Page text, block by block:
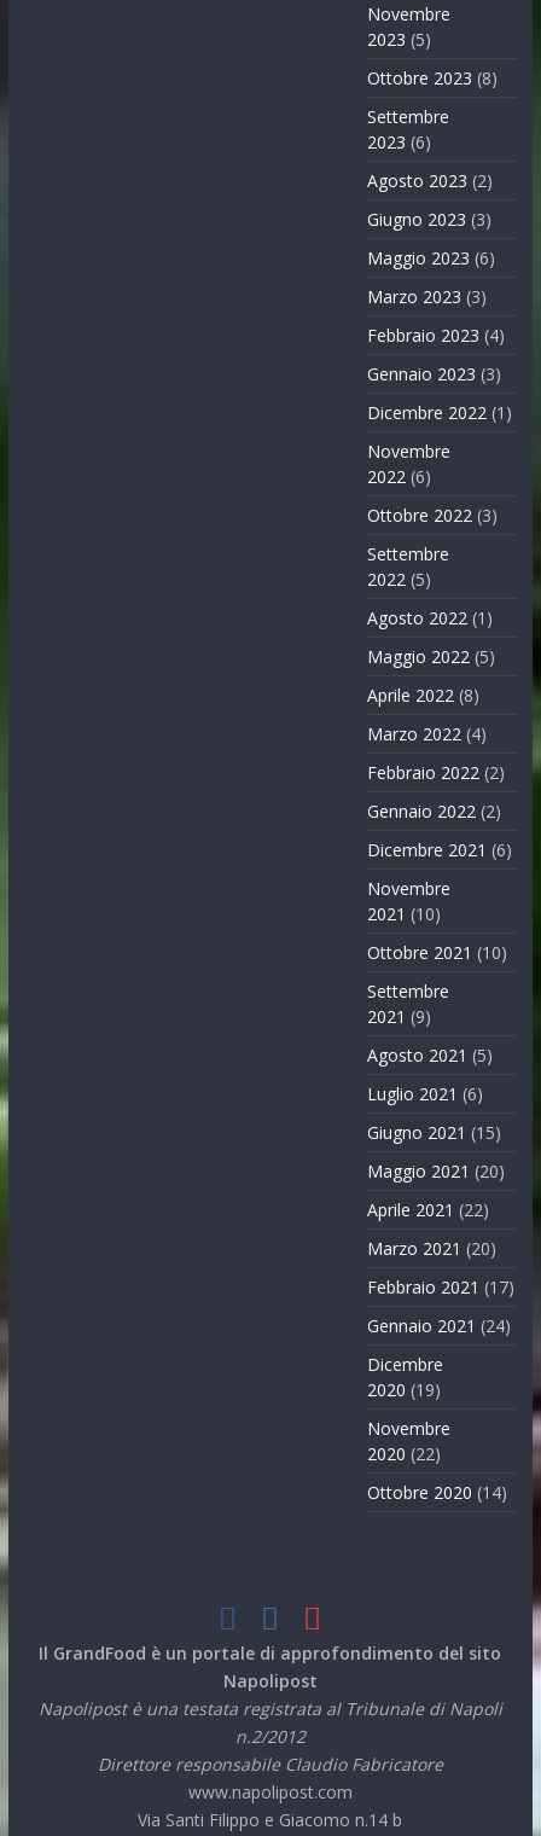
Novembre
2023 (5)
Ottobre 2023 (8)
Settembre
2023 (6)
Agosto 2023 (2)
Giugno 2023 (3)
Maggio 2023 (6)
Marzo 2023 (3)
Febbraio 2023 (4)
Gennaio 2023 (3)
Dicembre 2022 (1)
Novembre
2022 (6)
Ottobre 2022 (3)
Settembre
2022 (5)
Agosto 2022 (1)
Maggio 2022 (5)
Aprile 2022 (8)
Marzo 2022 (4)
Febbraio 2022 (2)
Gennaio 2022 (2)
Dicembre 2021 (6)
Novembre
2021 (10)
Ottobre 2021 (10)
Settembre
2021 (9)
Agosto 2021 (5)
Luglio 2021 (6)
Giugno 2021 (15)
Maggio 2021 (20)
Aprile 2021 (22)
Marzo 2021 (20)
Febbraio 2021 (17)
Gennaio 2021 (24)
Dicembre
2020 (19)
Novembre
2020 (22)
Ottobre 2020 (14)
Il GrandFood è un portale di approfondimento del sito
Napolipost
Napolipost è una testata registrata al Tribunale di Napoli
n.2/2012
Direttore responsabile Claudio Fabricatore
www.napolipost.com
Via Santi Filippo e Giacomo n.14 b